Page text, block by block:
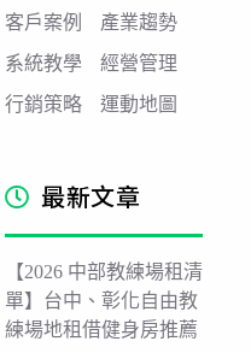
客戶案例
產業趨勢
系統教學
經營管理
行銷策略
運動地圖
最新文章
【2026 中部教練場租清
單】台中、彰化自由教
練場地租借健身房推薦